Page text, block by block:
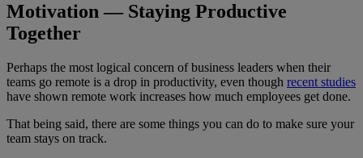
Motivation — Staying Productive
Together
Perhaps the most logical concern of business leaders when their
teams go remote is a drop in productivity, even though recent studies
have shown remote work increases how much employees get done.
That being said, there are some things you can do to make sure your
team stays on track.